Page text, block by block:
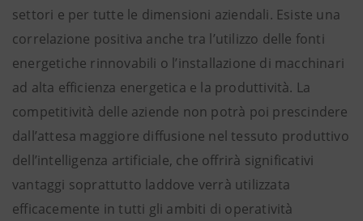
settori e per tutte le dimensioni aziendali. Esiste una
correlazione positiva anche tra l’utilizzo delle fonti
energetiche rinnovabili o l’installazione di macchinari
ad alta efficienza energetica e la produttività. La
competitività delle aziende non potrà poi prescindere
dall’attesa maggiore diffusione nel tessuto produttivo
dell’intelligenza artificiale, che offrirà significativi
vantaggi soprattutto laddove verrà utilizzata
efficacemente in tutti gli ambiti di operatività